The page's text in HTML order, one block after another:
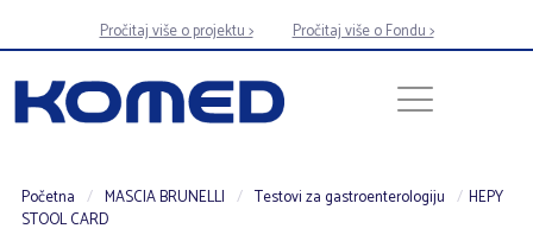
Pročitaj više o projektu >
Pročitaj više o Fondu >
Početna / MASCIA BRUNELLI / Testovi za gastroenterologiju / HEPY
STOOL CARD